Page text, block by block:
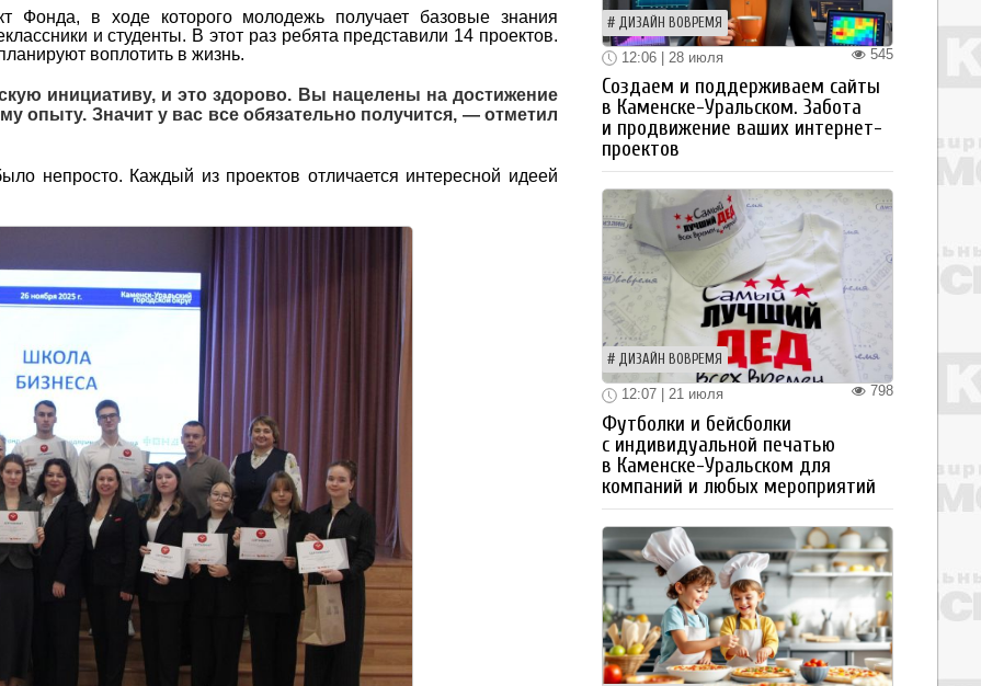
Фонда, в ходе которого молодежь получает базовые знания
и студенты. В этот раз ребята представили 14 проектов.
воплотить в жизнь.
инициативу, и это здорово. Вы нацелены на достижение
опыту. Значит у вас все обязательно получится, — отметил
непросто. Каждый из проектов отличается интересной идеей
ДИЗАЙН ВОВРЕМЯ
545
12:06 | 28 июля
Создаем и поддерживаем сайты
в Каменске-Уральском. Забота
и продвижение ваших интернет-
проектов
ДИЗАЙН ВОВРЕМЯ
798
12:07 | 21 июля
Футболки и бейсболки
с индивидуальной печатью
в Каменске-Уральском для
компаний и любых мероприятий